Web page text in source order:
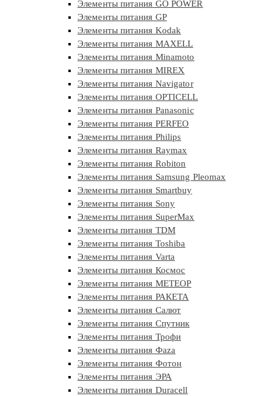
Элементы питания GO POWER
Элементы питания GP
Элементы питания Kodak
Элементы питания MAXELL
Элементы питания Minamoto
Элементы питания MIREX
Элементы питания Navigator
Элементы питания OPTICELL
Элементы питания Panasonic
Элементы питания PERFEO
Элементы питания Philips
Элементы питания Raymax
Элементы питания Robiton
Элементы питания Samsung Pleomax
Элементы питания Smartbuy
Элементы питания Sony
Элементы питания SuperMax
Элементы питания TDM
Элементы питания Toshiba
Элементы питания Varta
Элементы питания Космос
Элементы питания МЕТЕОР
Элементы питания РАКЕТА
Элементы питания Салют
Элементы питания Спутник
Элементы питания Трофи
Элементы питания Фaza
Элементы питания Фотон
Элементы питания ЭРА
Элементы питания Duracell